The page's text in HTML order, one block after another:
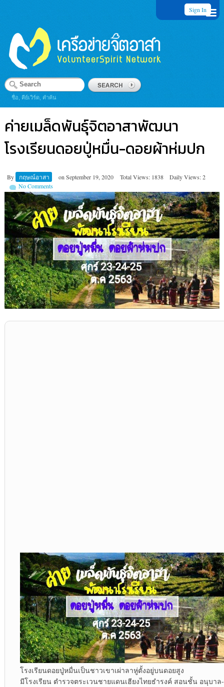
Sign In
ชื่อ, คีย์เวิร์ด, คำค้น
ค่ายเมล็ดพันธุ์จิตอาสาพัฒนา
โรงเรียนดอยปู่หมื่น-ดอยผ้าห่มปก
By กฤษณ์อาสา on September 19, 2020 Total Views: 1838
Daily Views: 2
No Comments
โรงเรียนดอยปู่หมื่นเป็นชาวเขาเผ่าลาหู่ตั้งอยู่บนดอยสูง
มีโรงเรียน ตำรวจตระเวนชายแดนเฮียงไทยธำรงค์ สอนชั้น อนุบาล-